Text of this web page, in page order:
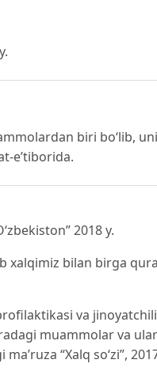
biri bo‘lib,
e’tiborida.
2018 y.
xalqimiz bilan birga
va
muammolar va
“Xalq so‘zi”,